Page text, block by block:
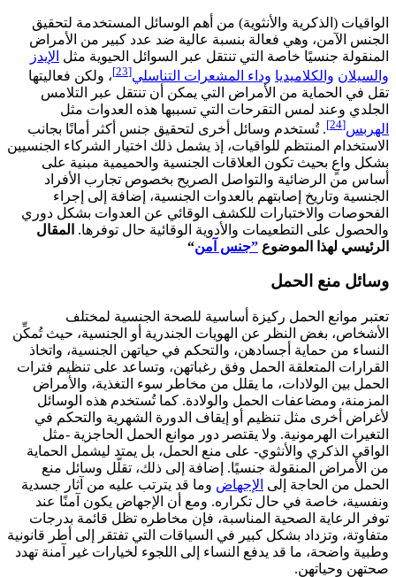
الواقيات (الذكرية والأنثوية) من أهم الوسائل المستخدمة لتحقيق
الجنس الآمن، وهي فعالة بنسبة عالية ضد عدد كبير من الأمراض
المنقولة جنسيًا خاصة التي تنتقل عبر السوائل الحيوية مثل الإيدز
والسيلان والكلاميديا وداء المشعرات التناسلي[23]
، ولكن فعاليتها
تقل في الحماية من الأمراض التي يمكن أن تنتقل عبر التلامس
الجلدي وعند لمس التقرحات التي تسببها هذه العدوات مثل
الهربس[24]
. تُستخدم وسائل أخرى لتحقيق جنس أكثر أمانًا بجانب
الاستخدام المنتظم للواقيات، إذ يشمل ذلك اختيار الشركاء الجنسيين
بشكل واعٍ بحيث تكون العلاقات الجنسية والحميمية مبنية على
أساس من الرضائية والتواصل الصريح بخصوص تجارب الأفراد
الجنسية وتاريخ إصابتهم بالعدوات الجنسية، إضافة إلى إجراء
الفحوصات والاختبارات للكشف الوقائي عن العدوات بشكل دوري
والحصول على التطعيمات والأدوية الوقائية حال توفرها. المقال
الرئيسي لهذا الموضوع ”جنس آمن“
وسائل منع الحمل
تعتبر موانع الحمل ركيزة أساسية للصحة الجنسية لمختلف
الأشخاص، بغض النظر عن الهويات الجندرية أو الجنسية، حيث تُمكِّن
النساء من حماية أجسادهن، والتحكم في حياتهن الجنسية، واتخاذ
القرارات المتعلقة الحمل وفق رغباتهن، وتساعد على تنظيم فترات
الحمل بين الولادات، ما يقلل من مخاطر سوء التغذية، والأمراض
المزمنة، ومضاعفات الحمل والولادة. كما تُستخدم هذه الوسائل
لأغراض أخرى مثل تنظيم أو إيقاف الدورة الشهرية والتحكم في
التغيرات الهرمونية. ولا يقتصر دور موانع الحمل الحاجزية -مثل
الواقي الذكري والأنثوي- على منع الحمل، بل يمتد ليشمل الحماية
من الأمراض المنقولة جنسيًا. إضافة إلى ذلك، تقلّل وسائل منع
الحمل من الحاجة إلى الإجهاض وما قد يترتب عليه من آثار جسدية
ونفسية، خاصة في حال تكراره. ومع أن الإجهاض يكون آمنًا عند
توفر الرعاية الصحية المناسبة، فإن مخاطره تظل قائمة بدرجات
متفاوتة، وتزداد بشكل كبير في السياقات التي تفتقر إلى أطر قانونية
وطبية واضحة، ما قد يدفع النساء إلى اللجوء لخيارات غير آمنة تهدد
صحتهن وحياتهن.